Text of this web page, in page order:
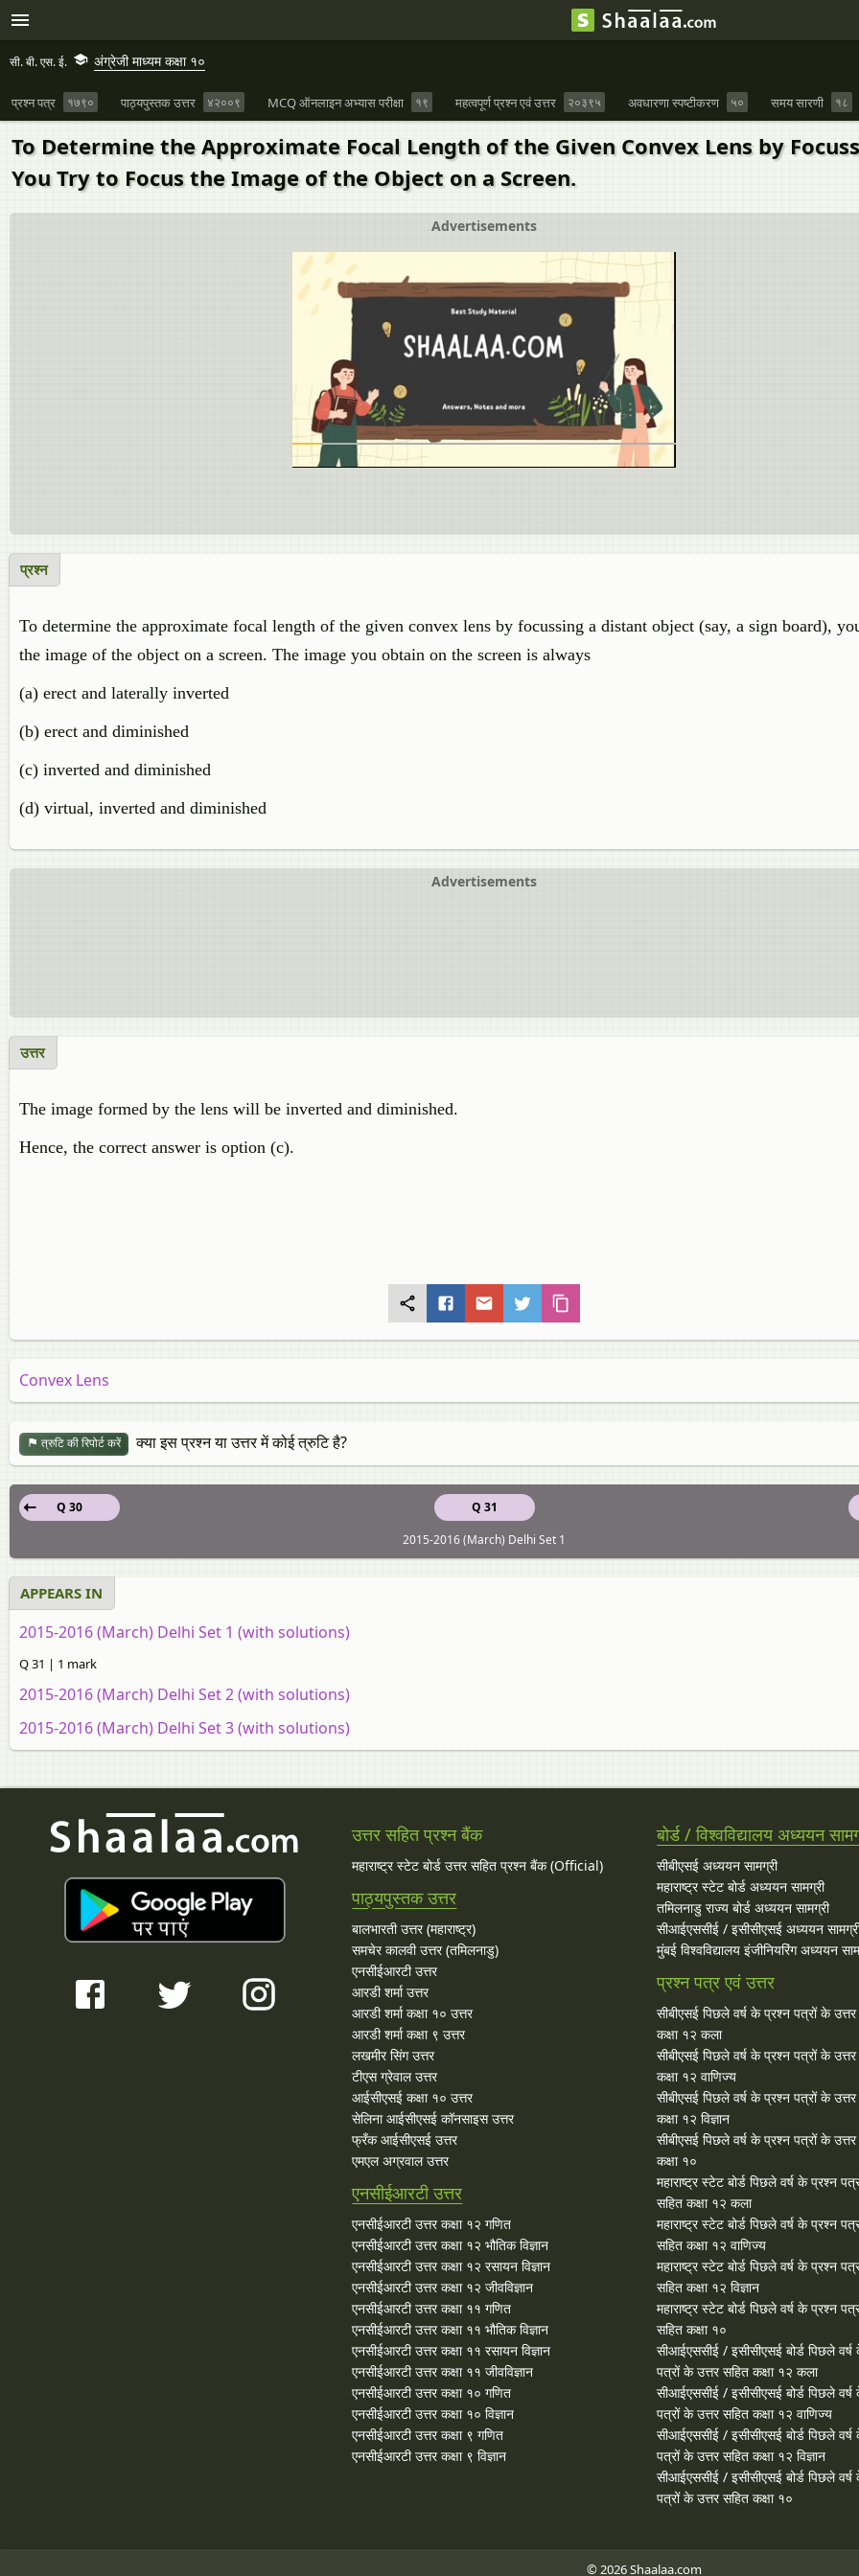
सी. बी. एस. ई. अंग्रेजी माध्यम कक्षा १०
प्रश्न पत्र १७९० पाठ्यपुस्तक उत्तर ४२००९ MCQ ऑनलाइन अभ्यास परीक्षा १९ महत्वपूर्ण प्रश्न एवं उत्तर २०३९५ अवधारणा स्पष्टीकरण ५० समय सारणी १८
To Determine the Approximate Focal Length of the Given Convex Lens by
You Try to Focus the Image of the Object on a Screen.
Advertisements
प्रश्न
To determine the approximate focal length of the given convex lens by focussing a distant object (say, a sign board),
the image of the object on a screen. The image you obtain on the screen is always
(a) erect and laterally inverted
(b) erect and diminished
(c) inverted and diminished
(d) virtual, inverted and diminished
Advertisements
उत्तर
The image formed by the lens will be inverted and diminished.
Hence, the correct answer is option (c).
Convex Lens
त्रुटि की रिपोर्ट करें क्या इस प्रश्न या उत्तर में कोई त्रुटि है?
Q 31
Q 30
2015-2016 (March) Delhi Set 1
APPEARS IN
2015-2016 (March) Delhi Set 1 (with solutions)
Q 31 | 1 mark
2015-2016 (March) Delhi Set 2 (with solutions)
2015-2016 (March) Delhi Set 3 (with solutions)
उत्तर सहित प्रश्न बैंक
महाराष्ट्र स्टेट बोर्ड उत्तर सहित प्रश्न बैंक (Official)
पाठ्यपुस्तक उत्तर
बालभारती उत्तर (महाराष्ट्र)
समचेर कालवी उत्तर (तमिलनाडु)
एनसीईआरटी उत्तर
आरडी शर्मा उत्तर
आरडी शर्मा कक्षा १० उत्तर
आरडी शर्मा कक्षा ९ उत्तर
लखमीर सिंग उत्तर
टीएस ग्रेवाल उत्तर
आईसीएसई कक्षा १० उत्तर
सेलिना आईसीएसई कॉनसाइस उत्तर
फ्रँक आईसीएसई उत्तर
एमएल अग्रवाल उत्तर
एनसीईआरटी उत्तर
एनसीईआरटी उत्तर कक्षा १२ गणित
एनसीईआरटी उत्तर कक्षा १२ भौतिक विज्ञान
एनसीईआरटी उत्तर कक्षा १२ रसायन विज्ञान
एनसीईआरटी उत्तर कक्षा १२ जीवविज्ञान
एनसीईआरटी उत्तर कक्षा ११ गणित
एनसीईआरटी उत्तर कक्षा ११ भौतिक विज्ञान
एनसीईआरटी उत्तर कक्षा ११ रसायन विज्ञान
एनसीईआरटी उत्तर कक्षा ११ जीवविज्ञान
एनसीईआरटी उत्तर कक्षा १० गणित
एनसीईआरटी उत्तर कक्षा १० विज्ञान
एनसीईआरटी उत्तर कक्षा ९ गणित
एनसीईआरटी उत्तर कक्षा ९ विज्ञान
बोर्ड / विश्वविद्यालय अध्ययन
सीबीएसई अध्ययन सामग्री
महाराष्ट्र स्टेट बोर्ड अध्ययन सामग्री
तमिलनाडु राज्य बोर्ड अध्ययन सामग्री
सीआईएससीई / इसीसीएसई अध्ययन
मुंबई विश्वविद्यालय इंजीनियरिंग अध्ययन
प्रश्न पत्र एवं उत्तर
सीबीएसई पिछले वर्ष के प्रश्न पत्रों के
कक्षा १२ कला
सीबीएसई पिछले वर्ष के प्रश्न पत्रों के
कक्षा १२ वाणिज्य
सीबीएसई पिछले वर्ष के प्रश्न पत्रों के
कक्षा १२ विज्ञान
सीबीएसई पिछले वर्ष के प्रश्न पत्रों के
कक्षा १०
महाराष्ट्र स्टेट बोर्ड पिछले वर्ष के प्रश्न
सहित कक्षा १२ कला
महाराष्ट्र स्टेट बोर्ड पिछले वर्ष के प्रश्न
सहित कक्षा १२ वाणिज्य
महाराष्ट्र स्टेट बोर्ड पिछले वर्ष के प्रश्न
सहित कक्षा १२ विज्ञान
महाराष्ट्र स्टेट बोर्ड पिछले वर्ष के प्रश्न
सहित कक्षा १०
सीआईएससीई / इसीसीएसई बोर्ड पिछले
पत्रों के उत्तर सहित कक्षा १२ कला
सीआईएससीई / इसीसीएसई बोर्ड पिछले
पत्रों के उत्तर सहित कक्षा १२ वाणिज्य
सीआईएससीई / इसीसीएसई बोर्ड पिछले
पत्रों के उत्तर सहित कक्षा १२ विज्ञान
सीआईएससीई / इसीसीएसई बोर्ड पिछले
पत्रों के उत्तर सहित कक्षा १०
© 2026 Shaalaa.com